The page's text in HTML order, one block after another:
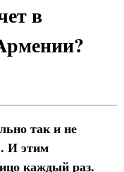
в
так и не
И этим
каждый раз.